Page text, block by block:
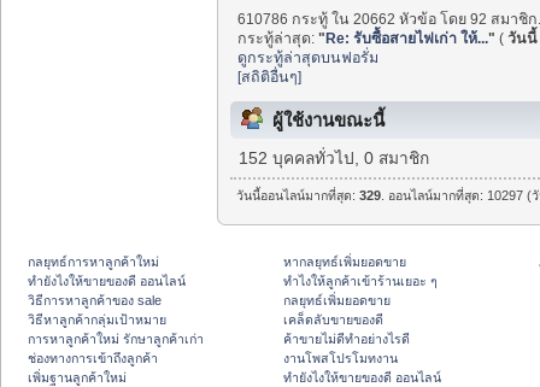
610786 กระทู้ ใน 20662 หัวข้อ โดย 92 สมาชิ
กระทู้ล่าสุด:"Re: รับซื้อสายไฟเก่า ให้..." (วันนี้
ดูกระทู้ล่าสุดบนฟอรั่ม
[สถิติอื่นๆ]
ผู้ใช้งานขณะนี้
152 บุคคลทั่วไป, 0 สมาชิก
วันนี้ออนไลน์มากที่สุด:329 . ออนไลน์มากที่สุด: 10297
กลยุทธ์การหาลูกค้าใหม่
ทํายังไงให้ขายของดี ออนไลน์
วิธีการหาลูกค้าของ sale
วิธีหาลูกค้ากลุ่มเป้าหมาย
การหาลูกค้าใหม่ รักษาลูกค้าเก่า
ช่องทางการเข้าถึงลูกค้า
เพิ่มฐานลูกค้าใหม่
หากลยุทธ์เพิ่มยอดขาย
ทําไงให้ลูกค้าเข้าร้านเยอะ ๆ
กลยุทธ์เพิ่มยอดขาย
เคล็ดลับขายของดี
ค้าขายไม่ดีทำอย่างไรดี
งานโพสโปรโมทงาน
ทํายังไงให้ขายของดี ออนไลน์